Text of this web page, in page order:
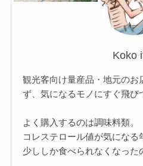
Koko
観光客向け量産品・地元のお
ず、気になるモノにすぐ飛び
よく購入するのは調味料類。
コレステロール値が気になる
少ししか食べられなくなっ